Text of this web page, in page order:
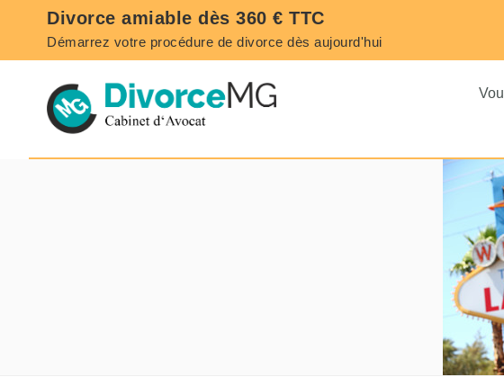
Divorce amiable dès 360 € TTC
Démarrez votre procédure de divorce dès aujourd'hui